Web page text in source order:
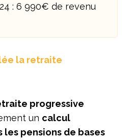
: 6 990€ de revenu
la retraite
progressive
un calcul
pensions de bases